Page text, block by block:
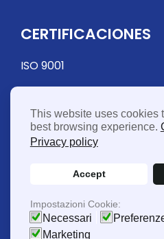
This website uses cookies
best browsing experience.
Privacy policy
Accept
Impostazioni Cookie:
Necessari
Marketing
CERTIFICACIONES
ISO 9001
© 2026 FME Food
Desarrollado por